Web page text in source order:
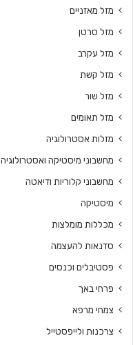
מזל מאזניים
מזל סרטן
מזל עקרב
מזל קשת
מזל שור
מזל תאומים
מזלות אסטרולוגיה
מחשבוני מיסטיקה ואסטרולוגיה
מחשבוני קלוריות ודיאטה
מיסטיקה
מכללות מומלצות
סדנאות להעצמה
פסטיבלים וכנסים
פרחי באך
צמחי מרפא
צרכנות ולייפסטייל